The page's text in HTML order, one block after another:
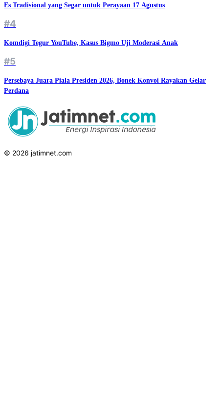
Es Tradisional yang Segar untuk Perayaan 17 Agustus
#4
Komdigi Tegur YouTube, Kasus Bigmo Uji Moderasi Anak
#5
Persebaya Juara Piala Presiden 2026, Bonek Konvoi Rayakan Gelar
Perdana
© 2026 jatimnet.com